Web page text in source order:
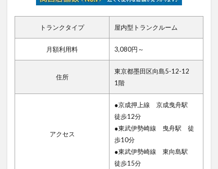
トランクタイプ 屋内型トランクルーム
月額利用料 3,080円～
住所
東京都墨田区向島5-12-12
1階
アクセス
●京成押上線 京成曳舟駅
徒歩12分
●東武伊勢崎線 曳舟駅 徒
歩10分
●東武伊勢崎線 東向島駅
徒歩15分